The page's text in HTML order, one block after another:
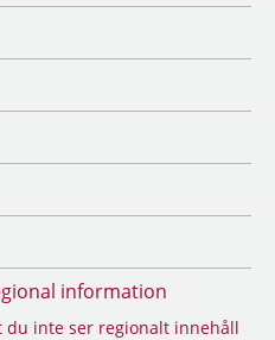
information
du inte ser regionalt innehåll